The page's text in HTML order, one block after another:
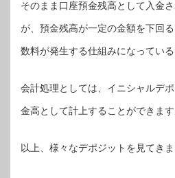
そのまま口座預金残高として入金
が、預金残高が一定の金額を下回
数料が発生する仕組みになってい
会計処理としては、イニシャルデ
金高として計上することができます
以上、様々なデポジットを見てきま